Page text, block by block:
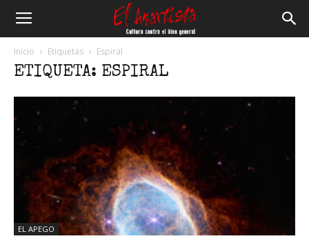
Inicio Etiquetas Espiral
ETIQUETA: ESPIRAL
EL APEGO